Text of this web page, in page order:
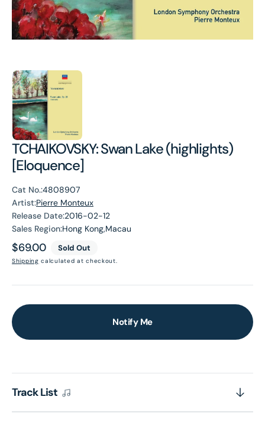
TCHAIKOVSKY: Swan Lake (highlights)
[Eloquence]
Cat No.:4808907
Artist:Pierre Monteux
Release Date:2016-02-12
Sales Region:Hong Kong,Macau
Regular
price
$69.00 Sold Out
Shipping calculated at checkout.
Notify Me
Track List